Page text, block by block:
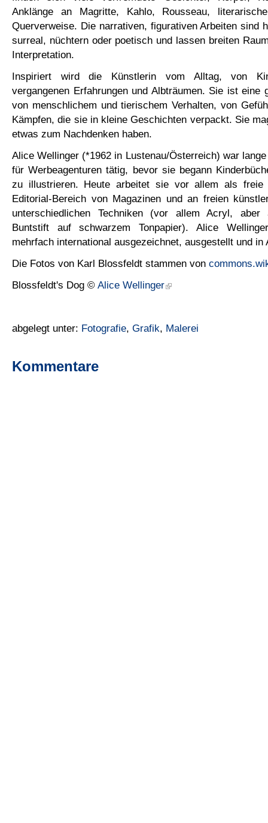
Anklänge an Magritte, Kahlo, Rousseau,
Querverweise. Die narrativen, figurativen Arbeiten sind
surreal, nüchtern oder poetisch und lassen breiten
Interpretation.
Inspiriert wird die Künstlerin vom Alltag, von
vergangenen Erfahrungen und Albträumen. Sie ist eine
von menschlichem und tierischem Verhalten, von
Kämpfen, die sie in kleine Geschichten verpackt. Sie
etwas zum Nachdenken haben.
Alice Wellinger (*1962 in Lustenau/Österreich) war
für Werbeagenturen tätig, bevor sie begann
zu illustrieren. Heute arbeitet sie vor allem als freie
Editorial-Bereich von Magazinen und an freien
unterschiedlichen Techniken (vor allem Acryl, aber
Buntstift auf schwarzem Tonpapier). Alice
mehrfach international ausgezeichnet, ausgestellt und in
Die Fotos von Karl Blossfeldt stammen von
Blossfeldt's Dog © Alice Wellinger
abgelegt unter: Fotografie, Grafik, Malerei
Kommentare